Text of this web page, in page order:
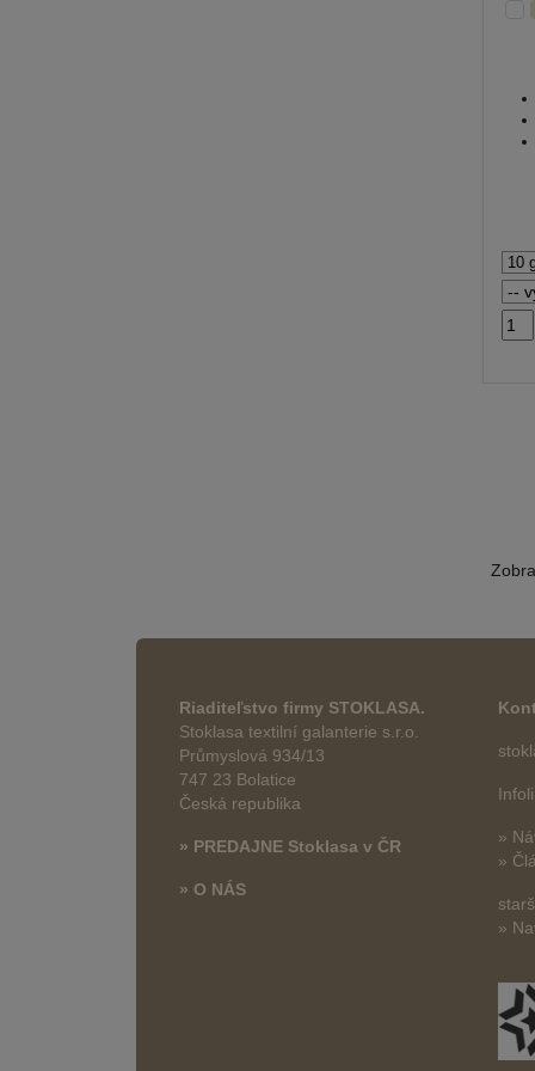
Riaditeľstvo firmy STOKLASA.
Stoklasa textilní galanterie s.r.o.
Průmyslová 934/13
747 23 Bolatice
Česká republika
» PREDAJNE Stoklasa v ČR
» O NÁS
»
»
»